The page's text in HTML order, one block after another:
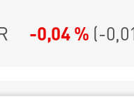
-0,04 % (-